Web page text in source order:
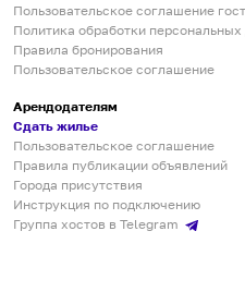
Пользовательское соглашение
Политика обработки
Правила бронирования
Пользовательское соглашение
Арендодателям
Сдать жилье
Пользовательское соглашение
Правила публикации объявлений
Города присутствия
Инструкция по подключению
Группа хостов в Telegram